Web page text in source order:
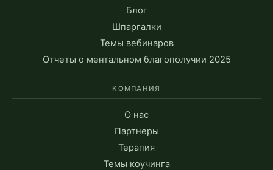
Блог
Шпаргалки
Темы вебинаров
Отчеты о ментальном благополучии 2025
КОМПАНИЯ
О нас
Партнеры
Терапия
Темы коучинга